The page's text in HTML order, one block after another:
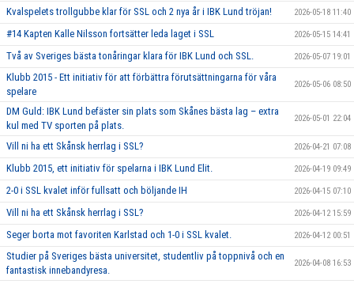
Kvalspelets trollgubbe klar för SSL och 2 nya år i IBK Lund tröjan! 2026-05-18 11:40
#14 Kapten Kalle Nilsson fortsätter leda laget i SSL 2026-05-15 14:41
Två av Sveriges bästa tonåringar klara för IBK Lund och SSL. 2026-05-07 19:01
Klubb 2015 - Ett initiativ för att förbättra förutsättningarna för våra
spelare
2026-05-06 08:50
DM Guld: IBK Lund befäster sin plats som Skånes bästa lag – extra
kul med TV sporten på plats.
2026-05-01 22:04
Vill ni ha ett Skånsk herrlag i SSL? 2026-04-21 07:08
Klubb 2015, ett initiativ för spelarna i IBK Lund Elit. 2026-04-19 09:49
2-0 i SSL kvalet inför fullsatt och böljande IH 2026-04-15 07:10
Vill ni ha ett Skånsk herrlag i SSL? 2026-04-12 15:59
Seger borta mot favoriten Karlstad och 1-0 i SSL kvalet. 2026-04-12 00:51
Studier på Sveriges bästa universitet, studentliv på toppnivå och en
fantastisk innebandyresa.
2026-04-08 16:53